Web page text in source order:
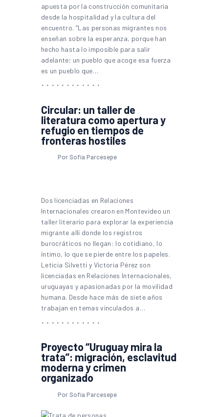
apuesta por la construcción comunitaria
desde la hospitalidad y la cultura del
encuentro. “Las personas migrantes nos
enseñan sobre la esperanza, porque han
hecho hasta lo imposible para salir
adelante; un pueblo que acoge esa fuerza
es un pueblo que…
Circular: un taller de
literatura como apertura y
refugio en tiempos de
fronteras hostiles
Por Sofía Parcesepe
Dos licenciadas en Relaciones
Internacionales crearon en Montevideo un
taller literario para explorar la experiencia
migrante allí donde los registros
burocráticos no llegan: lo cotidiano, lo
íntimo, lo que se pierde entre los papeles.
Leticia Silvetti y Victoria Pérez son
licenciadas en Relaciones Internacionales,
uruguayas y apasionadas por la movilidad
humana. Desde hace más de siete años
trabajan en temas vinculados a…
Proyecto “Uruguay mira la
trata”: migración, esclavitud
moderna y crimen
organizado
Por Sofía Parcesepe